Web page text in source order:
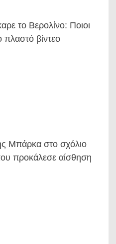
το Βερολίνο: Ποιοι
βίντεο
Μπάρκα στο σχόλιο
προκάλεσε αίσθηση